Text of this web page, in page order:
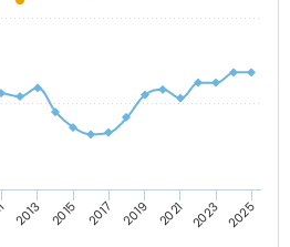
2013 2015 2017 2019 2021 2023 2025